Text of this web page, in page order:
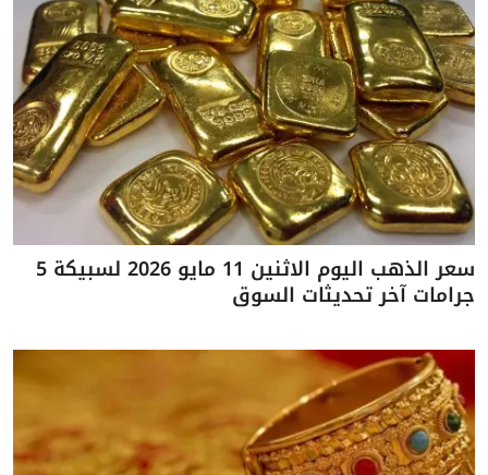
سعر الذهب اليوم الاثنين 11 مايو 2026 لسبيكة 5
جرامات آخر تحديثات السوق